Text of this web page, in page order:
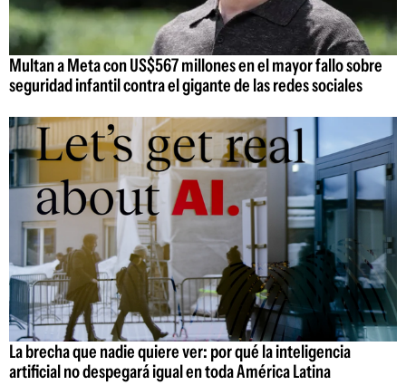
Multan a Meta con US$567 millones en el mayor fallo sobre
seguridad infantil contra el gigante de las redes sociales
La brecha que nadie quiere ver: por qué la inteligencia
artificial no despegará igual en toda América Latina